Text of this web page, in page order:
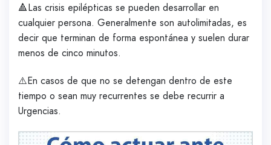
🔺Las crisis epilépticas se pueden desarrollar en
cualquier persona. Generalmente son autolimitadas, es
decir que terminan de forma espontánea y suelen durar
menos de cinco minutos.
⚠️En casos de que no se detengan dentro de este
tiempo o sean muy recurrentes se debe recurrir a
Urgencias.